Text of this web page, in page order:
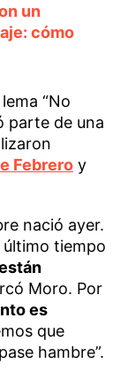
un
cómo
“No
parte de una
Febrero y
nació ayer.
último tiempo
Moro. Por
es
que
hambre”.